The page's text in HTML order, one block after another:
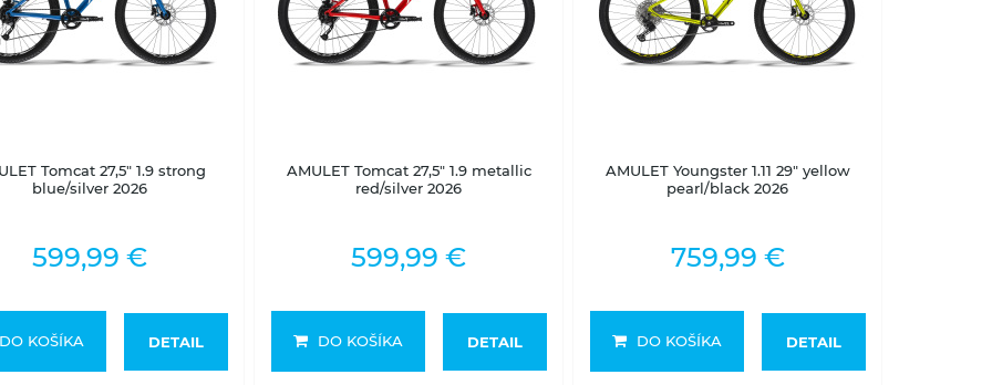
Tomcat 27,5" 1.9 strong
blue/silver 2026
599,99 €
KOŠÍKA DETAIL
AMULET Tomcat 27,5" 1.9 metallic
red/silver 2026
599,99 €
DO KOŠÍKA DETAIL
AMULET Youngster 1.11 29" yellow
pearl/black 2026
759,99 €
DO KOŠÍKA DETAIL